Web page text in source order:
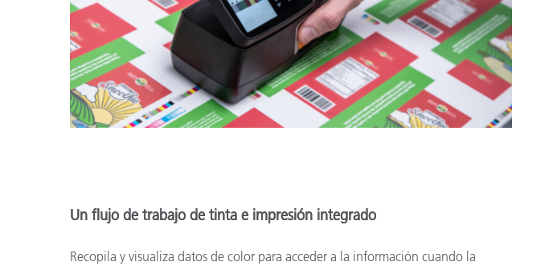
Un flujo de trabajo de tinta e impresión integrado
Recopila y visualiza datos de color para acceder a la información cuando la